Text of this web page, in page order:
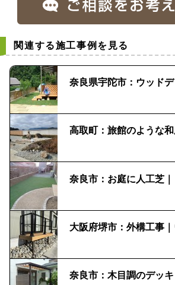
関連する施工事例を見る
高取町：旅館のような